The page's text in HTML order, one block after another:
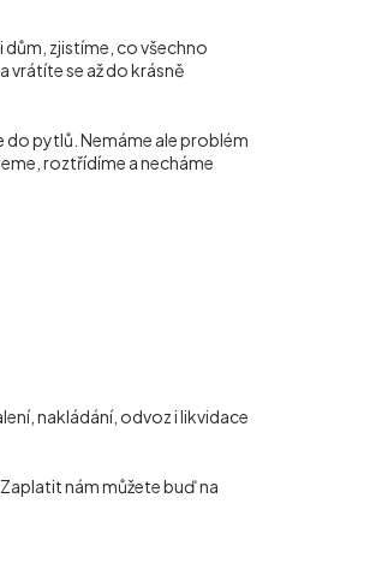
dům, zjistíme, co všechno
vrátíte se až do krásně
pytlů. Nemáme ale problém
roztřídíme a necháme
nakládání, odvoz i likvidace
nám můžete buď na